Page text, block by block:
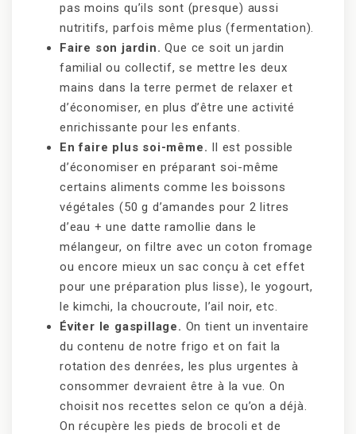
pas moins qu’ils sont (presque) aussi
nutritifs, parfois même plus (fermentation).
Faire son jardin. Que ce soit un jardin
familial ou collectif, se mettre les deux
mains dans la terre permet de relaxer et
d’économiser, en plus d’être une activité
enrichissante pour les enfants.
En faire plus soi-même. Il est possible
d’économiser en préparant soi-même
certains aliments comme les boissons
végétales (50 g d’amandes pour 2 litres
d’eau + une datte ramollie dans le
mélangeur, on filtre avec un coton fromage
ou encore mieux un sac conçu à cet effet
pour une préparation plus lisse), le yogourt,
le kimchi, la choucroute, l’ail noir, etc.
Éviter le gaspillage. On tient un inventaire
du contenu de notre frigo et on fait la
rotation des denrées, les plus urgentes à
consommer devraient être à la vue. On
choisit nos recettes selon ce qu’on a déjà.
On récupère les pieds de brocoli et de